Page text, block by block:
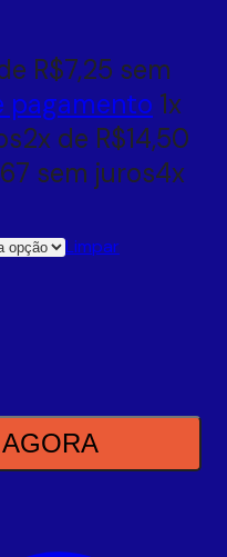
R$7,25 sem
pagamento 1x
2x de R$14,50
sem juros4x
Limpar